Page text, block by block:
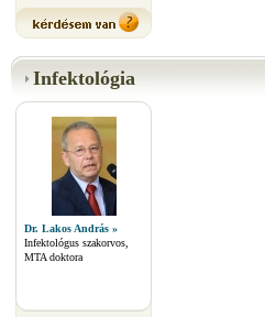
Infektológia
Dr. Lakos András »
Infektológus szakorvos,
MTA doktora